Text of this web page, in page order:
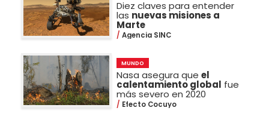
Diez claves para entender
las nuevas misiones a
Marte
Agencia SINC
MUNDO
Nasa asegura queel
calentamiento global fue
más severo en 2020
Efecto Cocuyo